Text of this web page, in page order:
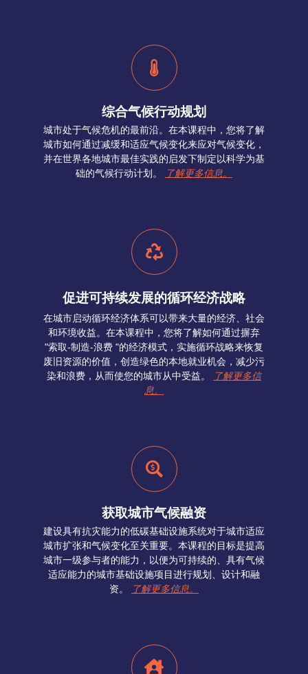
综合气候行动规划
城市处于气候危机的最前沿。在本课程中，您将了解
城市如何通过减缓和适应气候变化来应对气候变化，
并在世界各地城市最佳实践的启发下制定以科学为基
础的气候行动计划。
了解更多信息。
促进可持续发展的循环经济战略
在城市启动循环经济体系可以带来大量的经济、社会
和环境收益。在本课程中，您将了解如何通过摒弃
"索取-制造-浪费 "的经济模式，实施循环战略来恢复
废旧资源的价值，创造绿色的本地就业机会，减少污
染和浪费，从而使您的城市从中受益。
了解更多信
息。
获取城市气候融资
建设具有抗灾能力的低碳基础设施系统对于城市适应
城市扩张和气候变化至关重要。本课程的目标是提高
城市一级参与者的能力，以便为可持续的、具有气候
适应能力的城市基础设施项目进行规划、设计和融
资。
了解更多信息。